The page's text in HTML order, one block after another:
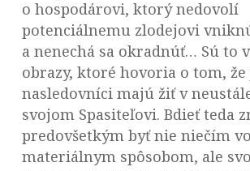
o hospodárovi, ktorý nedovolí
potenciálnemu zlodejovi
a nenechá sa okradnúť… Sú to
obrazy, ktoré hovoria o tom, že
nasledovníci majú žiť v
svojom Spasiteľovi. Bdieť teda
predovšetkým byť nie niečím
materiálnym spôsobom, ale